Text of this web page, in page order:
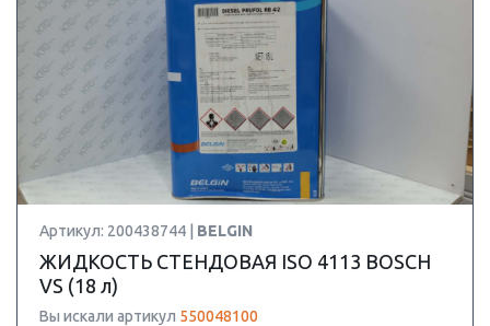
Артикул: 200438744 | BELGIN
ЖИДКОСТЬ СТЕНДОВАЯ ISO 4113 BOSCH
VS (18 л)
Вы искали артикул 550048100